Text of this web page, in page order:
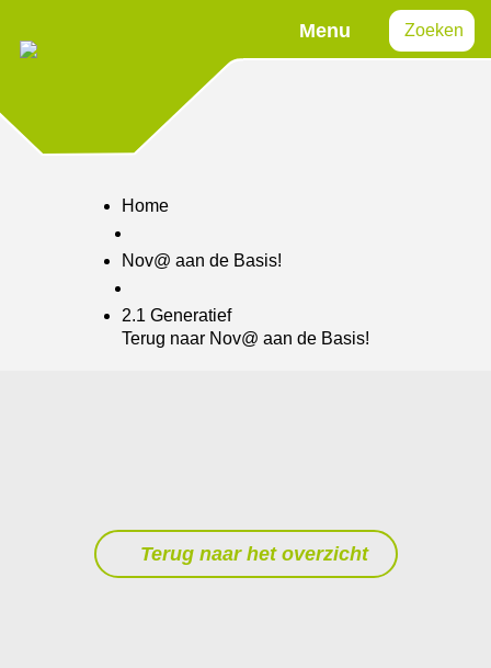
Menu Zoeken
Home
Nov@ aan de Basis!
2.1 Generatief
Terug naar Nov@ aan de Basis!
Terug naar het overzicht